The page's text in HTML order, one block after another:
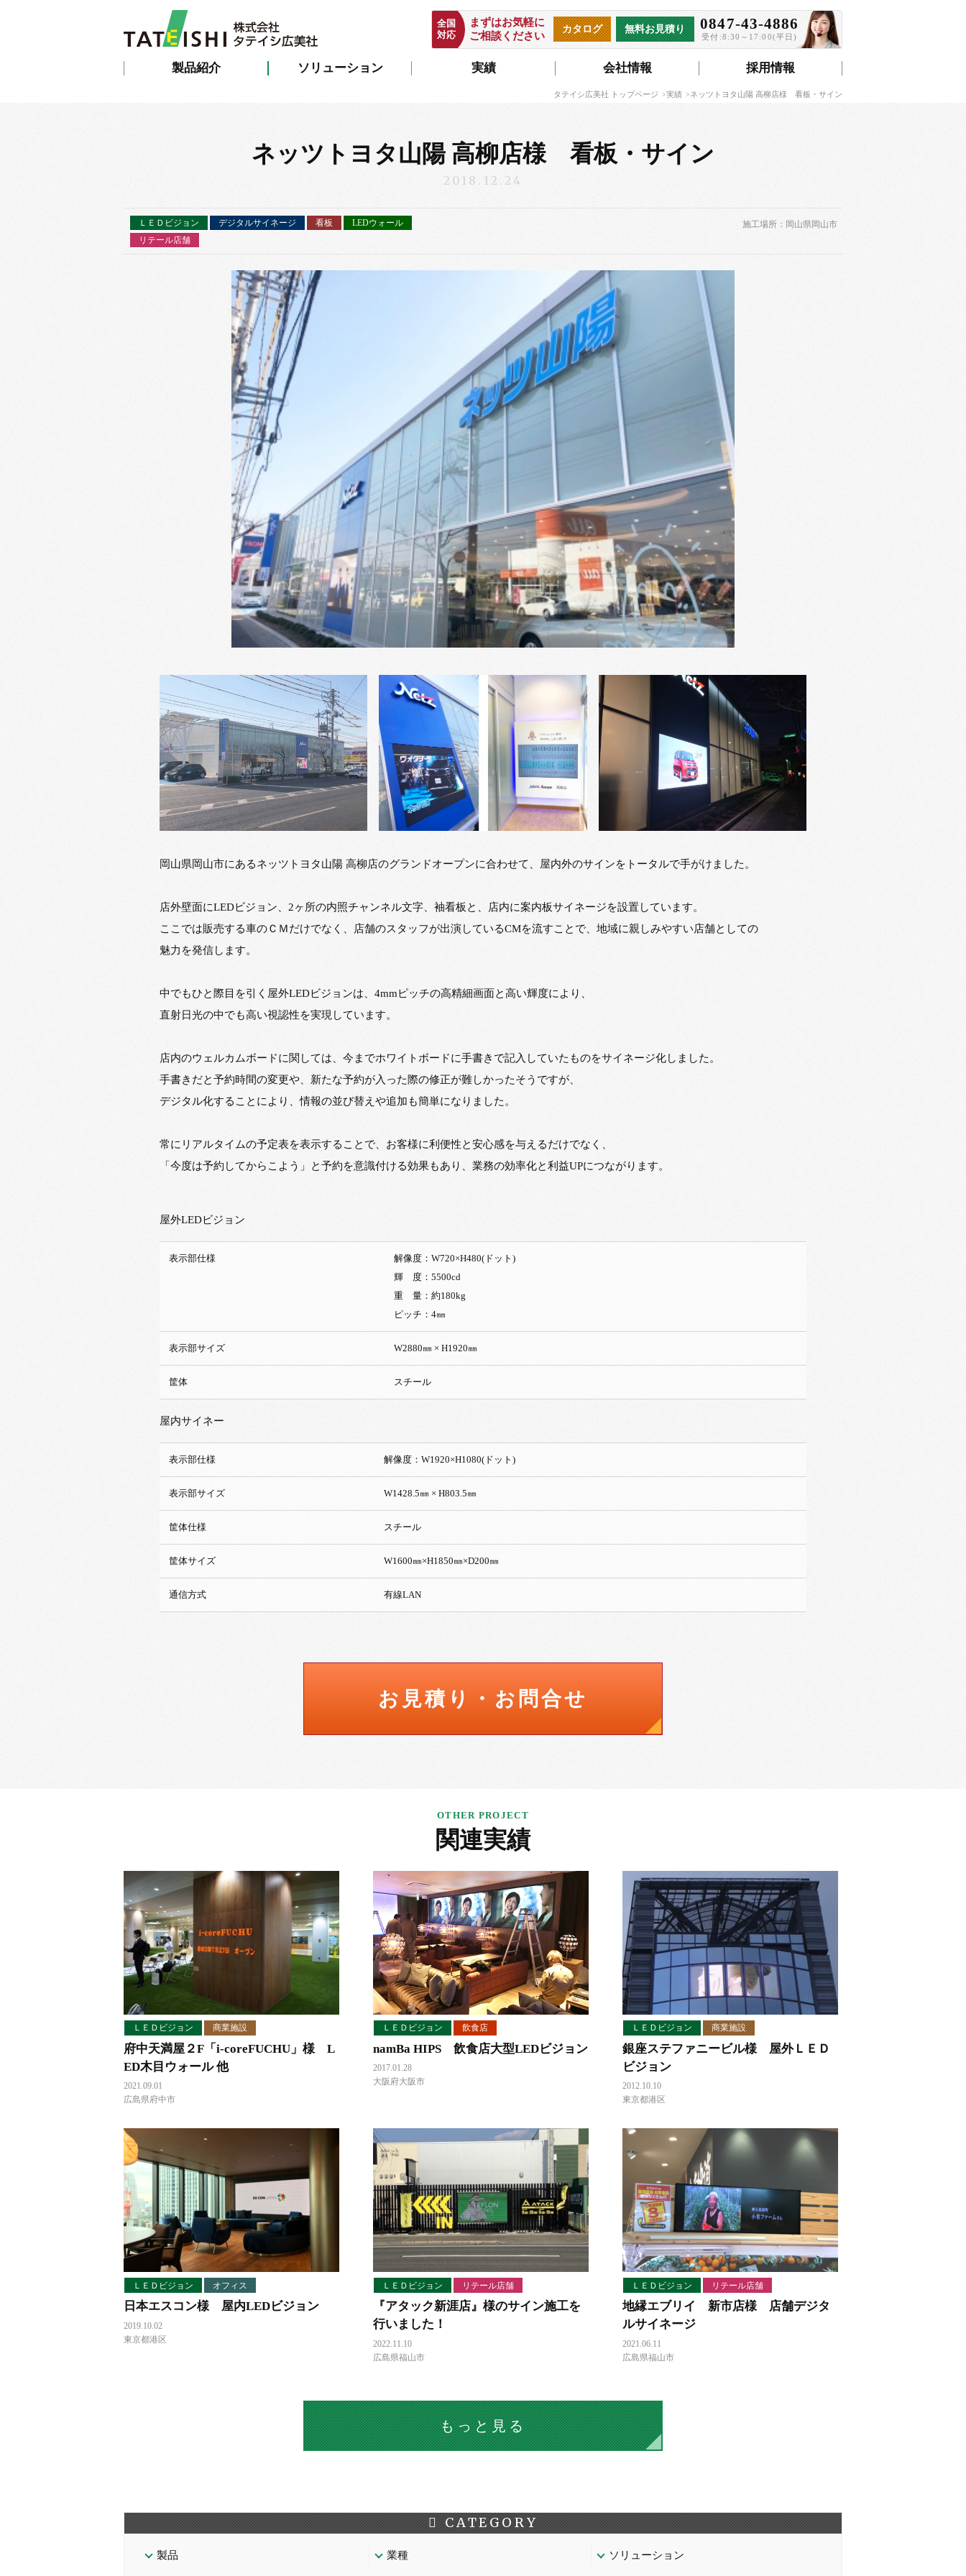
製品紹介 ソリューション 実績 会社情報 採用情報
0847-43-4886
受付:8:30～17:00(平日)
無料お見積り
カタログ
まずはお気軽に
ご相談ください
全国
対応
タテイシ広美社 トップページ 実績 ネッツトヨタ山陽 高柳店様 看板・サイン
ネッツトヨタ山陽 高柳店様 看板・サイン
2018.12.24
ＬＥＤビジョン デジタルサイネージ 看板
LEDウォール
リテール店舗
施工場所：岡山県岡山市
岡山県岡山市にあるネッツトヨタ山陽 高柳店のグランドオープンに合わせて、屋内外のサインをトータルで手がけました。
店外壁面にLEDビジョン、2ヶ所の内照チャンネル文字、袖看板と、店内に案内板サイネージを設置しています。
ここでは販売する車のＣＭだけでなく、店舗のスタッフが出演しているCMを流すことで、地域に親しみやすい店舗としての
魅力を発信します。
中でもひと際目を引く屋外LEDビジョンは、4mmピッチの高精細画面と高い輝度により、
直射日光の中でも高い視認性を実現しています。
店内のウェルカムボードに関しては、今までホワイトボードに手書きで記入していたものをサイネージ化しました。
手書きだと予約時間の変更や、新たな予約が入った際の修正が難しかったそうですが、
デジタル化することにより、情報の並び替えや追加も簡単になりました。
常にリアルタイムの予定表を表示することで、お客様に利便性と安心感を与えるだけでなく、
「今度は予約してからこよう」と予約を意識付ける効果もあり、業務の効率化と利益UPにつながります。
屋外LEDビジョン
表示部仕様
解像度：W720×H480(ドット)
輝 度：5500cd
重 量：約180kg
ピッチ：4㎜
表示部サイズ W2880㎜ × H1920㎜
筐体 スチール
屋内サイネー
表示部仕様 解像度：W1920×H1080(ドット)
表示部サイズ W1428.5㎜ × H803.5㎜
筐体仕様 スチール
筐体サイズ W1600㎜×H1850㎜×D200㎜
通信方式 有線LAN
お見積り・お問合せ
関連実績
ＬＥＤビジョン 商業施設
府中天満屋２F「i-coreFUCHU」様 L
ED木目ウォール 他
2021.09.01
広島県府中市
ＬＥＤビジョン 飲食店
namBa HIPS 飲食店大型LEDビジョン
2017.01.28
大阪府大阪市
ＬＥＤビジョン 商業施設
銀座ステファニービル様 屋外ＬＥＤ
ビジョン
2012.10.10
東京都港区
ＬＥＤビジョン オフィス
日本エスコン様 屋内LEDビジョン
2019.10.02
東京都港区
ＬＥＤビジョン リテール店舗
『アタック新涯店』様のサイン施工を
行いました！
2022.11.10
広島県福山市
ＬＥＤビジョン リテール店舗
地縁エブリイ 新市店様 店舗デジタ
ルサイネージ
2021.06.11
広島県福山市
もっと見る
CATEGORY
製品 業種 ソリューション